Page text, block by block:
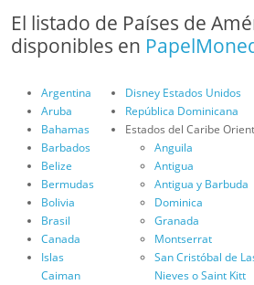
El listado de Países de
disponibles en
Argentina
Aruba
Bahamas
Barbados
Belize
Bermudas
Bolivia
Brasil
Canada
Islas
Caiman
Disney Estados Unidos
República Dominicana
Estados del Caribe
Anguila
Antigua
Antigua y Barbuda
Dominica
Granada
Montserrat
San Cristóbal de
Nieves o Saint Kitt